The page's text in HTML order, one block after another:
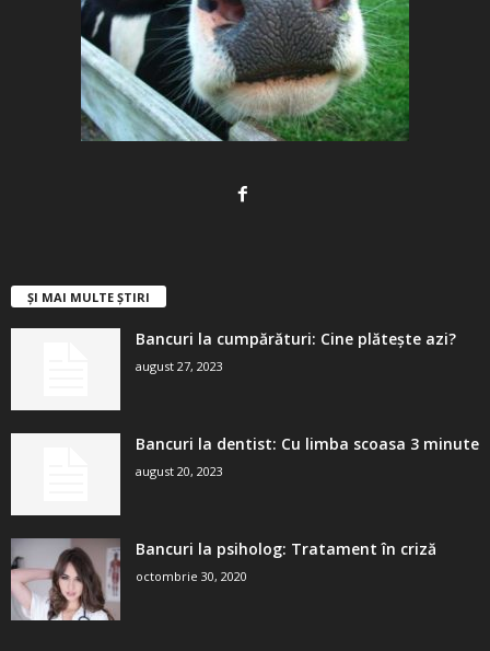
ȘI MAI MULTE ȘTIRI
Bancuri la cumpărături: Cine plătește azi?
august 27, 2023
Bancuri la dentist: Cu limba scoasa 3 minute
august 20, 2023
Bancuri la psiholog: Tratament în criză
octombrie 30, 2020